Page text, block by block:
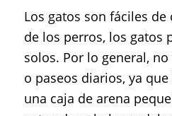
Los gatos son fáciles
de los perros, los gatos
solos. Por lo general,
o paseos diarios, ya
una caja de arena